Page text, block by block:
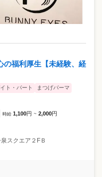
の福利厚生【未経験、経
ト・パート
まつげパーマ
時給 1,100円 ~ 2,000円
スクエア２FＢ